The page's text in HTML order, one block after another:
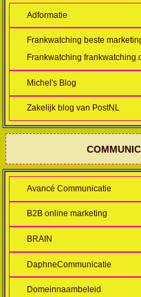
Adformatie
Frankwatching beste
Frankwatching
Michel's Blog
Zakelijk blog van PostNL
Avancé Communicatie
B2B online marketing
BRAIN
DaphneCommunicatie
Domeinnaambeleid